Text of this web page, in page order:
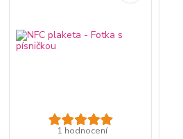
1 hodnocení